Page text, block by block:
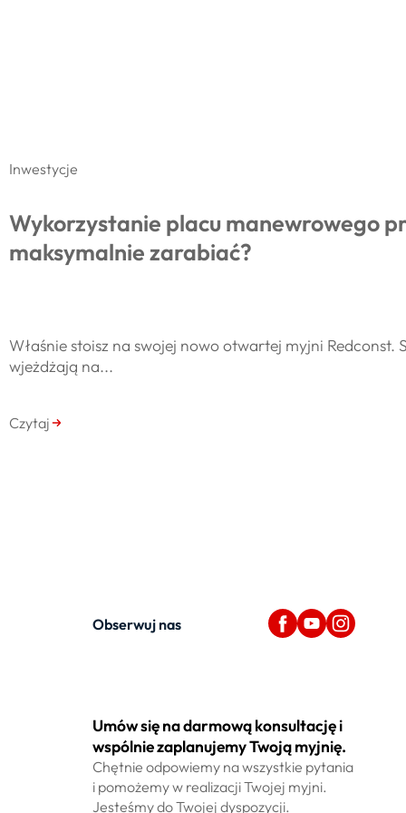
Inwestycje
Wykorzystanie placu manewrowego
maksymalnie zarabiać?
Właśnie stoisz na swojej nowo otwartej myjni Redconst.
wjeżdżają na...
Czytaj
Obserwuj nas
Umów się na darmową konsultację i
wspólnie zaplanujemy Twoją myjnię.
Chętnie odpowiemy na wszystkie pytania
i pomożemy w realizacji Twojej myjni.
Jesteśmy do Twojej dyspozycji.